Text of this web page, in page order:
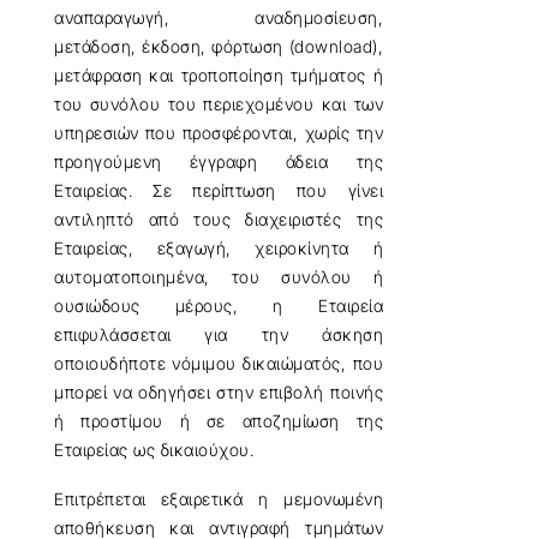
αναπαραγωγή, αναδημοσίευση,
μετάδοση, έκδοση, φόρτωση (download),
μετάφραση και τροποποίηση τμήματος ή
του συνόλου του περιεχομένου και των
υπηρεσιών που προσφέρονται, χωρίς την
προηγούμενη έγγραφη άδεια της
Εταιρείας. Σε περίπτωση που γίνει
αντιληπτό από τους διαχειριστές της
Εταιρείας, εξαγωγή, χειροκίνητα ή
αυτοματοποιημένα, του συνόλου ή
ουσιώδους μέρους, η Εταιρεία
επιφυλάσσεται για την άσκηση
οποιουδήποτε νόμιμου δικαιώματός, που
μπορεί να οδηγήσει στην επιβολή ποινής
ή προστίμου ή σε αποζημίωση της
Εταιρείας ως δικαιούχου.
Επιτρέπεται εξαιρετικά η μεμονωμένη
αποθήκευση και αντιγραφή τμημάτων